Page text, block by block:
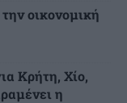
οικονομική
Κρήτη, Χίο,
η